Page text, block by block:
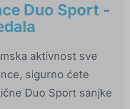
Duo Sport -
aktivnost sve
sigurno ćete
Duo Sport sanjke